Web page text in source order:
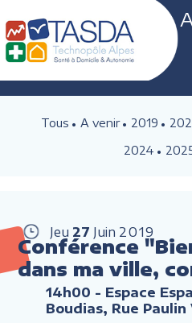
Tous A venir 2019
2024
Jeu 27 Juin 2019
Conférence
dans ma ville,
14h00 - Espace
Boudias, Rue